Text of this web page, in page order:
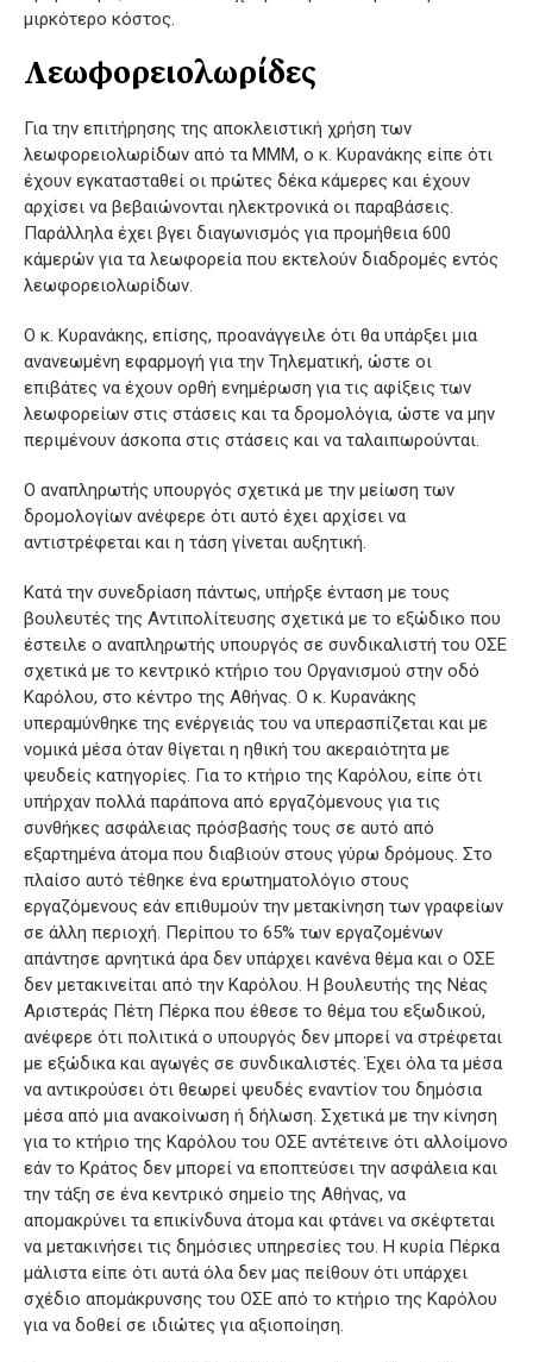
μιρκότερο κόστος.
Λεωφορειολωρίδες
Για την επιτήρησης της αποκλειστική χρήση των
λεωφορειολωρίδων από τα ΜΜΜ, ο κ. Κυρανάκης είπε ότι
έχουν εγκατασταθεί οι πρώτες δέκα κάμερες και έχουν
αρχίσει να βεβαιώνονται ηλεκτρονικά οι παραβάσεις.
Παράλληλα έχει βγει διαγωνισμός για προμήθεια 600
κάμερών για τα λεωφορεία που εκτελούν διαδρομές εντός
λεωφορειολωρίδων.
Ο κ. Κυρανάκης, επίσης, προανάγγειλε ότι θα υπάρξει μια
ανανεωμένη εφαρμογή για την Τηλεματική, ώστε οι
επιβάτες να έχουν ορθή ενημέρωση για τις αφίξεις των
λεωφορείων στις στάσεις και τα δρομολόγια, ώστε να μην
περιμένουν άσκοπα στις στάσεις και να ταλαιπωρούνται.
Ο αναπληρωτής υπουργός σχετικά με την μείωση των
δρομολογίων ανέφερε ότι αυτό έχει αρχίσει να
αντιστρέφεται και η τάση γίνεται αυξητική.
Κατά την συνεδρίαση πάντως, υπήρξε ένταση με τους
βουλευτές της Αντιπολίτευσης σχετικά με το εξώδικο που
έστειλε ο αναπληρωτής υπουργός σε συνδικαλιστή του ΟΣΕ
σχετικά με το κεντρικό κτήριο του Οργανισμού στην οδό
Καρόλου, στο κέντρο της Αθήνας. Ο κ. Κυρανάκης
υπεραμύνθηκε της ενέργειάς του να υπερασπίζεται και με
νομικά μέσα όταν θίγεται η ηθική του ακεραιότητα με
ψευδείς κατηγορίες. Για το κτήριο της Καρόλου, είπε ότι
υπήρχαν πολλά παράπονα από εργαζόμενους για τις
συνθήκες ασφάλειας πρόσβασής τους σε αυτό από
εξαρτημένα άτομα που διαβιούν στους γύρω δρόμους. Στο
πλαίσο αυτό τέθηκε ένα ερωτηματολόγιο στους
εργαζόμενους εάν επιθυμούν την μετακίνηση των γραφείων
σε άλλη περιοχή. Περίπου το 65% των εργαζομένων
απάντησε αρνητικά άρα δεν υπάρχει κανένα θέμα και ο ΟΣΕ
δεν μετακινείται από την Καρόλου. Η βουλευτής της Νέας
Αριστεράς Πέτη Πέρκα που έθεσε το θέμα του εξωδικού,
ανέφερε ότι πολιτικά ο υπουργός δεν μπορεί να στρέφεται
με εξώδικα και αγωγές σε συνδικαλιστές. Έχει όλα τα μέσα
να αντικρούσει ότι θεωρεί ψευδές εναντίον του δημόσια
μέσα από μια ανακοίνωση ή δήλωση. Σχετικά με την κίνηση
για το κτήριο της Καρόλου του ΟΣΕ αντέτεινε ότι αλλοίμονο
εάν το Κράτος δεν μπορεί να εποπτεύσει την ασφάλεια και
την τάξη σε ένα κεντρικό σημείο της Αθήνας, να
απομακρύνει τα επικίνδυνα άτομα και φτάνει να σκέφτεται
να μετακινήσει τις δημόσιες υπηρεσίες του. Η κυρία Πέρκα
μάλιστα είπε ότι αυτά όλα δεν μας πείθουν ότι υπάρχει
σχέδιο απομάκρυνσης του ΟΣΕ από το κτήριο της Καρόλου
για να δοθεί σε ιδιώτες για αξιοποίηση.